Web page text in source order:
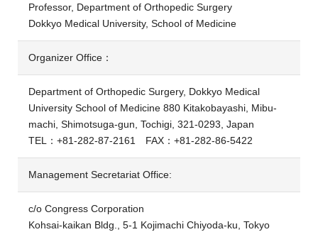
Professor, Department of Orthopedic Surgery
Dokkyo Medical University, School of Medicine
Organizer Office：
Department of Orthopedic Surgery, Dokkyo Medical
University School of Medicine 880 Kitakobayashi, Mibu-
machi, Shimotsuga-gun, Tochigi, 321-0293, Japan
TEL：+81-282-87-2161 FAX：+81-282-86-5422
Management Secretariat Office:
c/o Congress Corporation
Kohsai-kaikan Bldg., 5-1 Kojimachi Chiyoda-ku, Tokyo